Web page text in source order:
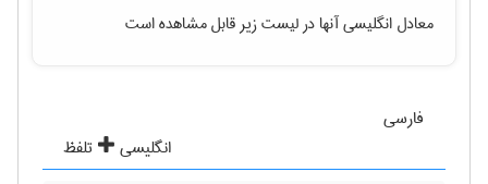
معادل انگلیسی آنها در لیست زیر قابل مشاهده است
فارسی
انگلیسی
تلفظ